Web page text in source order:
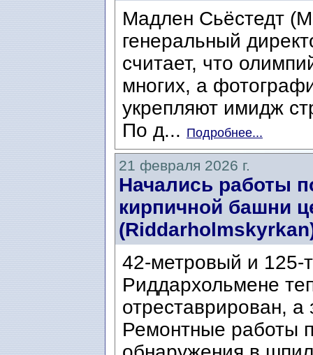
Мадлен Сьёстедт
генеральный
считает, что
многих, а
укрепляют имидж
По д... Подробнее...
21 февраля 2026 г.
Начались работы
кирпичной башни
42-метровый и 125-
Риддархольмене
отреставрирован, а
Ремонтные работы